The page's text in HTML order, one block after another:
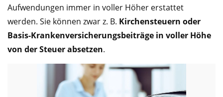
Aufwendungen immer in voller Höher erstattet
werden. Sie können zwar z. B. Kirchensteuern oder
Basis-Krankenversicherungsbeiträge in voller Höhe
von der Steuer absetzen.